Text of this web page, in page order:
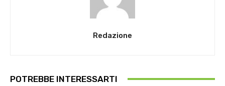
Redazione
POTREBBE INTERESSARTI